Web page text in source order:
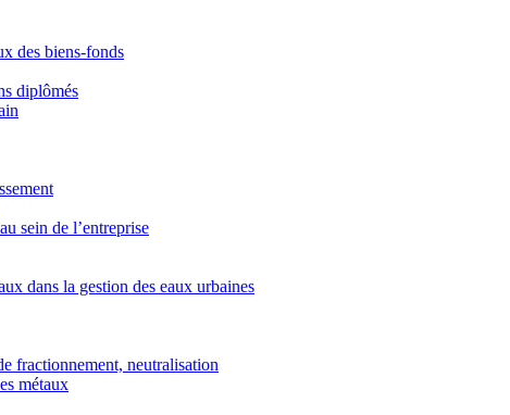
des biens-fonds
diplômés
sein de l’entreprise
dans la gestion des eaux urbaines
fractionnement, neutralisation
métaux